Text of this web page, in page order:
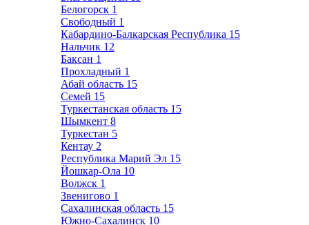
Белогорск 1
Свободный 1
Кабардино-Балкарская Республика 15
Нальчик 12
Баксан 1
Прохладный 1
Абай область 15
Семей 15
Туркестанская область 15
Шымкент 8
Туркестан 5
Кентау 2
Республика Марий Эл 15
Йошкар-Ола 10
Волжск 1
Звенигово 1
Сахалинская область 15
Южно-Сахалинск 10